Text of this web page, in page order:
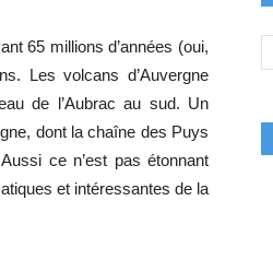
65 millions d’années (oui,
Les volcans d’Auvergne
de l’Aubrac au sud. Un
dont la chaîne des Puys
ce n’est pas étonnant
et intéressantes de la